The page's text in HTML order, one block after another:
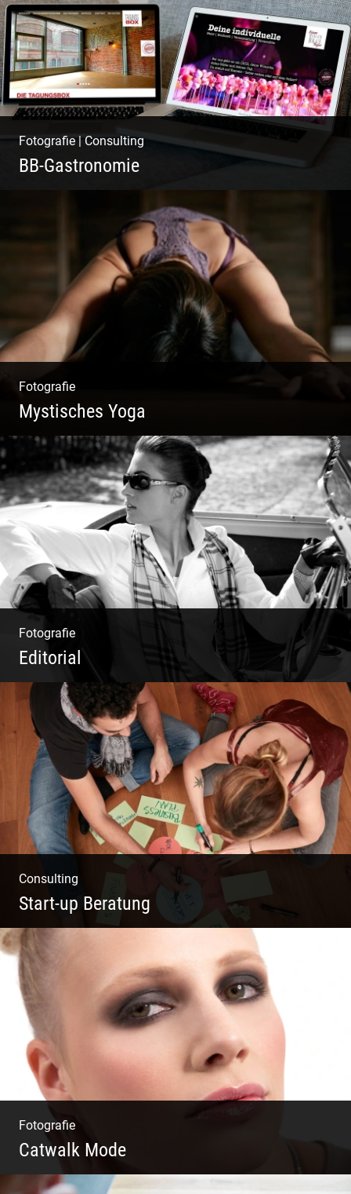
Fotografie|Consulting
BB-Gastronomie
Fotografie, Marketing & Design
Fotografie
Mystisches Yoga
Yoga und Meditation – mystisch inszeniert
Fotografie
Editorial
Klassische Editorials
Consulting
Start-up Beratung
Du beginnst Dein Eigenes zu erschaffen und
weißt nicht, wo du beginnen sollst?
Fotografie
Catwalk Mode